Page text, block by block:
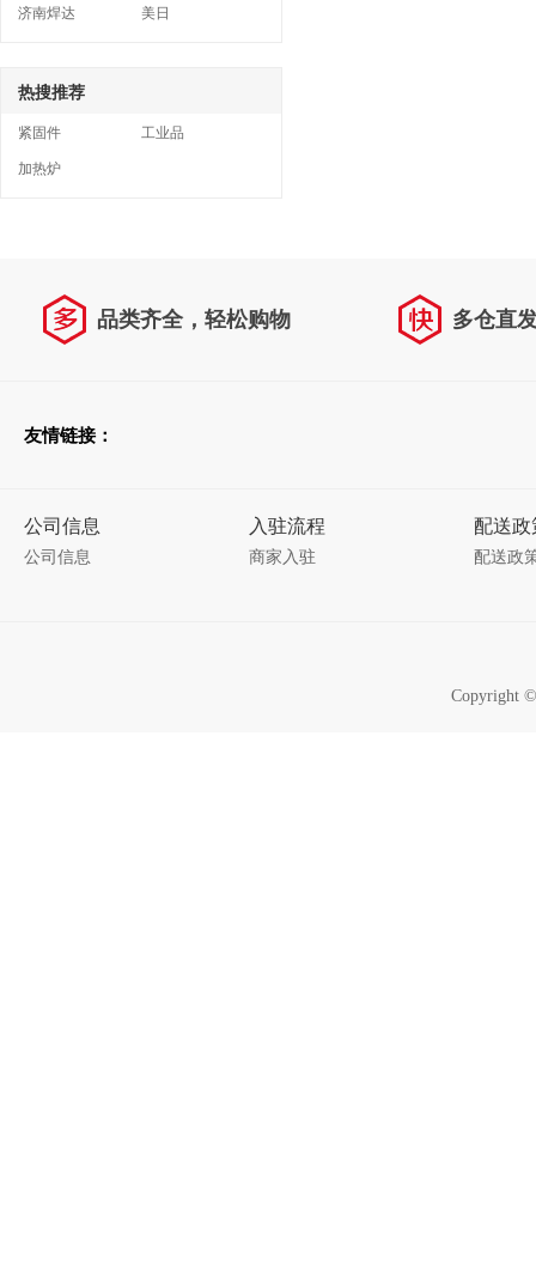
济南焊达
美日
热搜推荐
紧固件
工业品
加热炉
品类齐全，轻松购物 多仓直
友情链接：
公司信息
公司信息
入驻流程
商家入驻
配送政
配送政
Copyright